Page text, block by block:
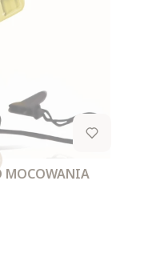
MOCOWANIA